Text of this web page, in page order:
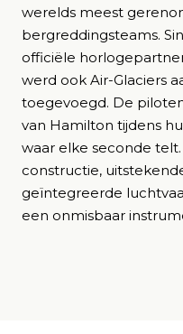
werelds meest
bergreddingsteams.
officiële
werd ook Air-Glaciers
toegevoegd. De
van Hamilton tijdens
waar elke seconde
constructie,
geïntegreerde
een onmisbaar